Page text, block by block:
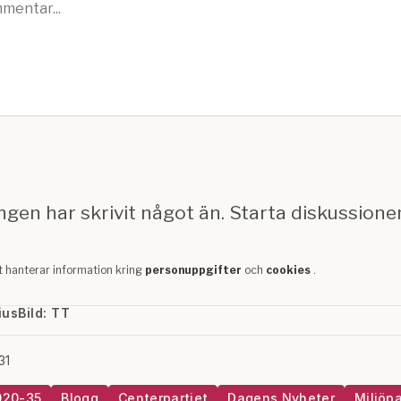
Bild: TT
35 Blogg Centerpartiet Dagens Nyheter